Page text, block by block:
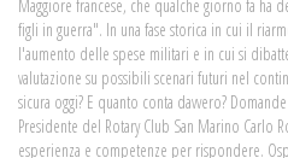
Maggiore francese, che qualche giorno fa ha
figli in guerra". In una fase storica in cui il
l'aumento delle spese militari e in cui si
valutazione su possibili scenari futuri nel
sicura oggi? E quanto conta davvero?
Presidente del Rotary Club San Marino Carlo
esperienza e competenze per rispondere.